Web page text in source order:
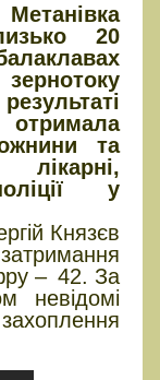
20
та
у
Князєв
– 42. За
невідомі